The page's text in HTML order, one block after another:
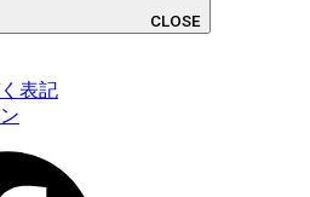
CLOSE
表記